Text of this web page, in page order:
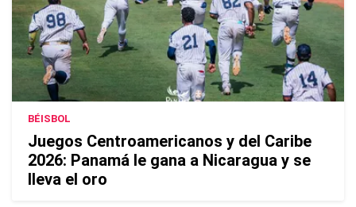
BÉISBOL
Juegos Centroamericanos y del Caribe
2026: Panamá le gana a Nicaragua y se
lleva el oro